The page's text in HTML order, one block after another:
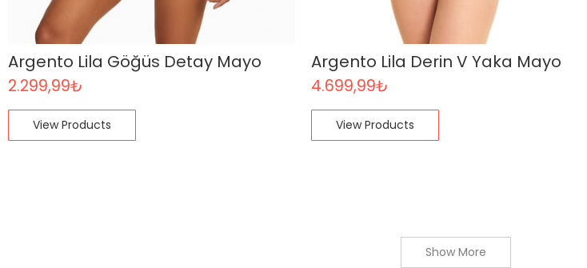
Argento Lila Göğüs Detay Mayo
2.299,99₺
View Products
Argento Lila Derin V Yaka Mayo
4.699,99₺
View Products
Show More